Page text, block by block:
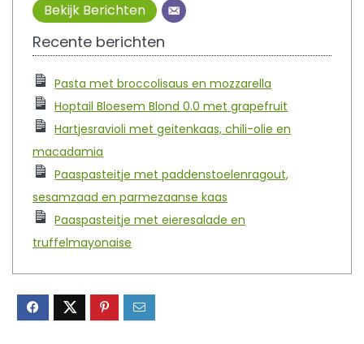
Bekijk Berichten
Recente berichten
Pasta met broccolisaus en mozzarella
Hoptail Bloesem Blond 0.0 met grapefruit
Hartjesravioli met geitenkaas, chili-olie en
macadamia
Paaspasteitje met paddenstoelenragout,
sesamzaad en parmezaanse kaas
Paaspasteitje met eieresalade en
truffelmayonaise